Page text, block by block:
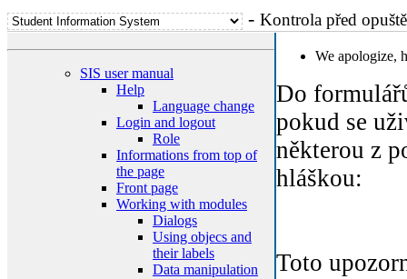
- Kontrola před
SIS user manual
Help
Language change
Login and logout
Role
Informations from top of
the page
Front page
Working with modules
Dialogs
Using objecs and
their labels
Data manipulation
We
Do
pokud se
některou z
hláškou:
Toto